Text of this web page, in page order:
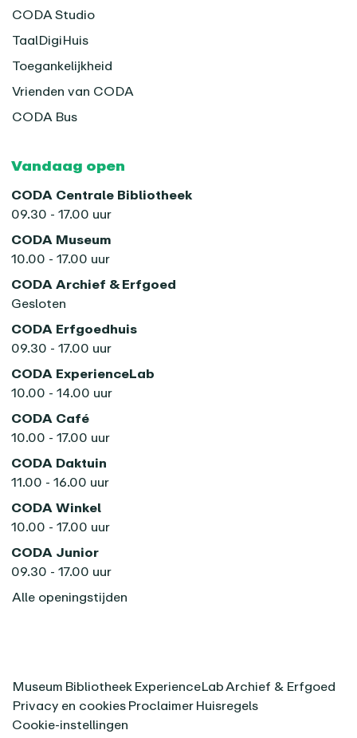
CODA Studio
TaalDigiHuis
Toegankelijkheid
Vrienden van CODA
CODA Bus
Vandaag open
CODA Centrale Bibliotheek
09.30 - 17.00 uur
CODA Museum
10.00 - 17.00 uur
CODA Archief & Erfgoed
Gesloten
CODA Erfgoedhuis
09.30 - 17.00 uur
CODA ExperienceLab
10.00 - 14.00 uur
CODA Café
10.00 - 17.00 uur
CODA Daktuin
11.00 - 16.00 uur
CODA Winkel
10.00 - 17.00 uur
CODA Junior
09.30 - 17.00 uur
Alle openingstijden
Museum Bibliotheek ExperienceLab Archief & Erfgoed
Privacy en cookies Proclaimer Huisregels
Cookie-instellingen